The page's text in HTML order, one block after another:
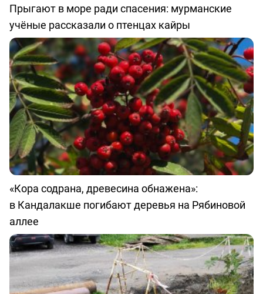
Прыгают в море ради спасения: мурманские
учёные рассказали о птенцах кайры
«Кора содрана, древесина обнажена»:
в Кандалакше погибают деревья на Рябиновой
аллее